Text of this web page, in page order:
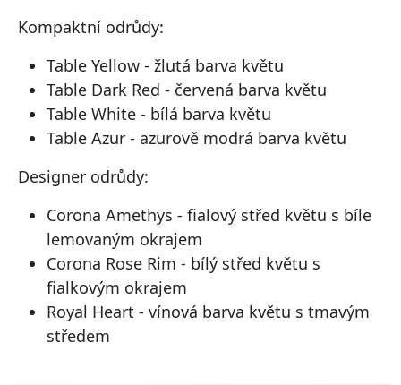
Kompaktní odrůdy:
Table Yellow - žlutá barva květu
Table Dark Red - červená barva květu
Table White - bílá barva květu
Table Azur - azurově modrá barva květu
Designer odrůdy:
Corona Amethys - fialový střed květu s bíle
lemovaným okrajem
Corona Rose Rim - bílý střed květu s
fialkovým okrajem
Royal Heart - vínová barva květu s tmavým
středem